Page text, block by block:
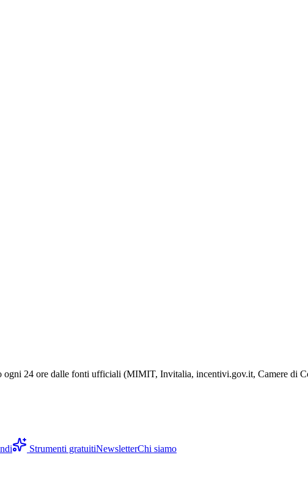
ogni 24 ore dalle fonti ufficiali (MIMIT, Invitalia, incentivi.gov.it, Camere di
Strumenti gratuitiNewsletterChi siamo